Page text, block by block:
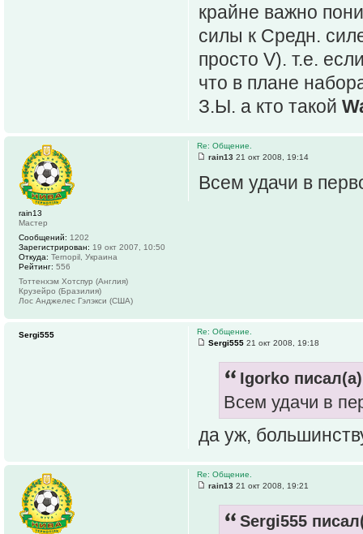
крайне важно
силы к Средн.
просто V). т.е.
что в плане
З.Ы. а кто такой
Re: Общение.
rain13 21 окт 2008, 19:14
Всем удачи в
rain13
Мастер
Сообщений: 1202
Зарегистрирован: 19 окт 2007, 10:50
Откуда: Ternopil, Украина
Рейтинг: 556
Тоттенхэм Хотспур (Англия)
Крузейро (Бразилия)
Лос Анджелес Гэлэкси (США)
Re: Общение.
Sergi555 21 окт 2008, 19:18
Igorko
Всем удачи в
да уж,
Sergi555
Re: Общение.
rain13 21 окт 2008, 19:21
Sergi555